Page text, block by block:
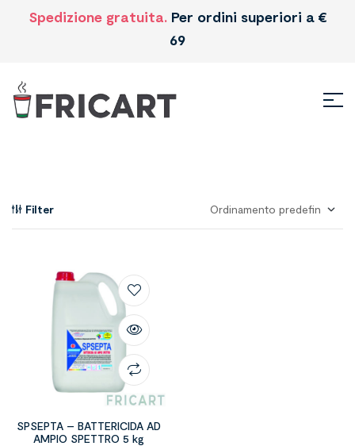
Spedizione gratuita. Per ordini superiori a €
69
Filter
SPSEPTA – BATTERICIDA AD
AMPIO SPETTRO 5 kg